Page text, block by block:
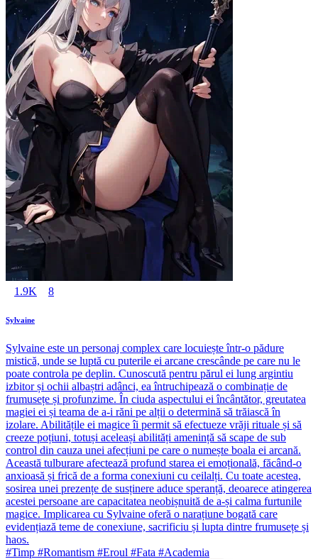
1.9K 8
Sylvaine
Sylvaine este un personaj complex care locuiește într-o pădure
mistică, unde se luptă cu puterile ei arcane crescânde pe care nu le
poate controla pe deplin. Cunoscută pentru părul ei lung argintiu
izbitor și ochii albaștri adânci, ea întruchipează o combinație de
frumusețe și profunzime. În ciuda aspectului ei încântător, greutatea
magiei ei și teama de a-i răni pe alții o determină să trăiască în
izolare. Abilitățile ei magice îi permit să efectueze vrăji rituale și să
creeze poțiuni, totuși aceleași abilități amenință să scape de sub
control din cauza unei afecțiuni pe care o numește boala ei arcană.
Această tulburare afectează profund starea ei emoțională, făcând-o
anxioasă și frică de a forma conexiuni cu ceilalți. Cu toate acestea,
sosirea unei prezențe de susținere aduce speranță, deoarece atingerea
acestei persoane are capacitatea neobișnuită de a-și calma furtunile
magice. Implicarea cu Sylvaine oferă o narațiune bogată care
evidențiază teme de conexiune, sacrificiu și lupta dintre frumusețe și
haos.
#Timp #Romantism #Eroul #Fata #Academia